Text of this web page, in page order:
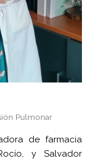
Pulmonar
de farmacia
y Salvador